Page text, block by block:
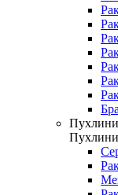
Пухлини
Пухлини